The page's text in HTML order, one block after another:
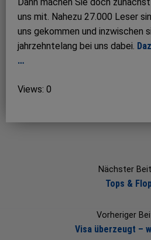
uns mit. Nahezu 27.000 Leser
uns gekommen und inzwischen
jahrzehntelang bei uns dabei.
…
Views: 0
Nächster
Tops &
Vorheriger
Visa überzeugt –